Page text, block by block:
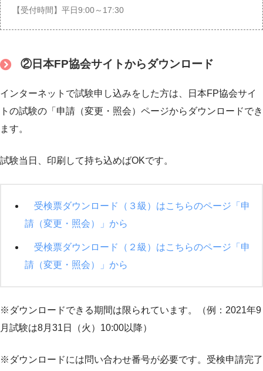
【受付時間】平日9:00～17:30
②日本FP協会サイトからダウンロード
インターネットで試験申し込みをした方は、日本FP協会サイ
トの試験の「申請（変更・照会）ページからダウンロードでき
ます。
試験当日、印刷して持ち込めばOKです。
受検票ダウンロード（３級）はこちらのページ「申
請（変更・照会）」から
受検票ダウンロード（２級）はこちらのページ「申
請（変更・照会）」から
※ダウンロードできる期間は限られています。（例：2021年9
月試験は8月31日（火）10:00以降）
※ダウンロードには問い合わせ番号が必要です。受検申請完了